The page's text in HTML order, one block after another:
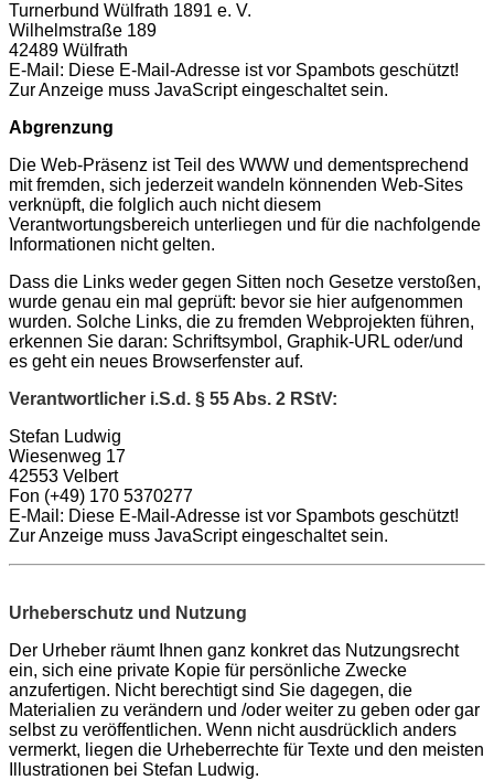
Turnerbund Wülfrath 1891 e. V.
Wilhelmstraße 189
42489 Wülfrath
E-Mail: Diese E-Mail-Adresse ist vor Spambots geschützt!
Zur Anzeige muss JavaScript eingeschaltet sein.
Abgrenzung
Die Web-Präsenz ist Teil des WWW und dementsprechend
mit fremden, sich jederzeit wandeln könnenden Web-Sites
verknüpft, die folglich auch nicht diesem
Verantwortungsbereich unterliegen und für die nachfolgende
Informationen nicht gelten.
Dass die Links weder gegen Sitten noch Gesetze verstoßen,
wurde genau ein mal geprüft: bevor sie hier aufgenommen
wurden. Solche Links, die zu fremden Webprojekten führen,
erkennen Sie daran: Schriftsymbol, Graphik-URL oder/und
es geht ein neues Browserfenster auf.
Verantwortlicher i.S.d. § 55 Abs. 2 RStV:
Stefan Ludwig
Wiesenweg 17
42553 Velbert
Fon (+49) 170 5370277
E-Mail: Diese E-Mail-Adresse ist vor Spambots geschützt!
Zur Anzeige muss JavaScript eingeschaltet sein.
Urheberschutz und Nutzung
Der Urheber räumt Ihnen ganz konkret das Nutzungsrecht
ein, sich eine private Kopie für persönliche Zwecke
anzufertigen. Nicht berechtigt sind Sie dagegen, die
Materialien zu verändern und /oder weiter zu geben oder gar
selbst zu veröffentlichen. Wenn nicht ausdrücklich anders
vermerkt, liegen die Urheberrechte für Texte und den meisten
Illustrationen bei Stefan Ludwig.